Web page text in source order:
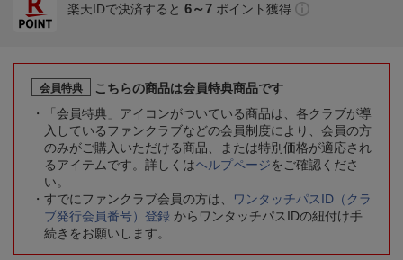
楽天IDで決済すると 6～7 ポイント獲得
会員特典
こちらの商品は会員特典商品です
「会員特典」アイコンがついている商品は、各クラブが導
入しているファンクラブなどの会員制度により、会員の方
のみがご購入いただける商品、または特別価格が適応され
るアイテムです。詳しくはヘルプページをご確認くださ
い。
すでにファンクラブ会員の方は、
ワンタッチパスID（クラ
ブ発行会員番号）登録 からワンタッチパスIDの紐付け手
続きをお願いします。